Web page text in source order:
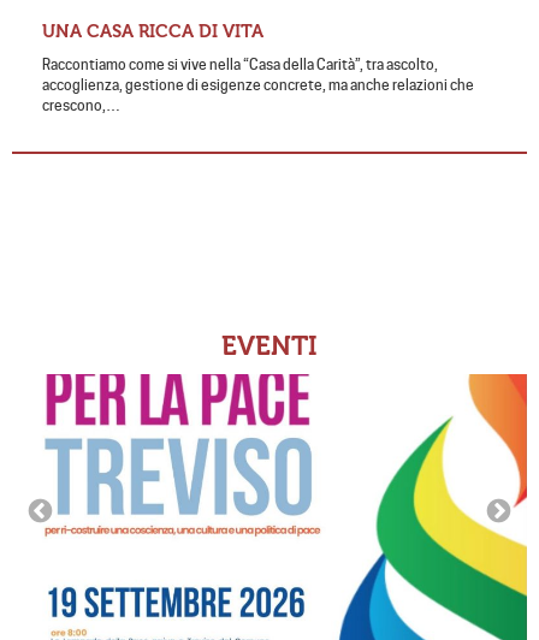
UNA CASA RICCA DI VITA
Raccontiamo come si vive nella “Casa della Carità”, tra ascolto,
accoglienza, gestione di esigenze concrete, ma anche relazioni che
crescono,…
EVENTI